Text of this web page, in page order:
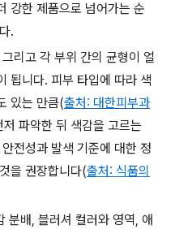
강한 제품으로 넘어가는 순
.
리고 각 부위 간의 균형이 얼
됩니다. 피부 타입에 따라 색
있는 만큼(출처: 대한피부과
파악한 뒤 색감을 고르는
전성과 발색 기준에 대한 정
을 권장합니다(출처: 식품의
분배, 블러셔 컬러와 영역, 애